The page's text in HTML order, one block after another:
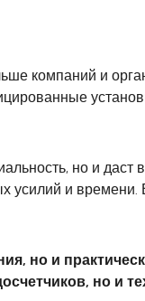
компаний и
но и даст
усилий и
но и
но и